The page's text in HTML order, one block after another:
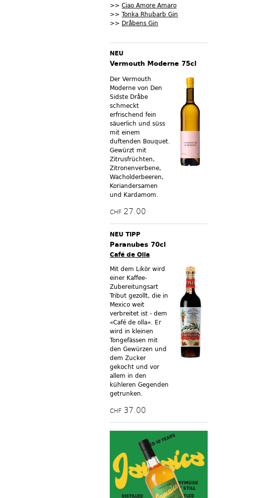
>> Ciao Amore Amaro
>> Tonka Rhubarb Gin
>> Dråbens Gin
NEU
Vermouth Moderne 75cl
Der Vermouth
Moderne von Den
Sidste Dråbe
schmeckt
erfrischend fein
säuerlich und süss
mit einem
duftenden Bouquet.
Gewürzt mit
Zitrusfrüchten,
Zitronenverbene,
Wacholderbeeren,
Koriandersamen
und Kardamom.
CHF 27.00
NEU TIPP
Paranubes 70cl
Café de Olla
Mit dem Likör wird
einer Kaffee-
Zubereitungsart
Tribut gezollt, die in
Mexico weit
verbreitet ist - dem
«Café de olla». Er
wird in kleinen
Tongefässen mit
den Gewürzen und
dem Zucker
gekocht und vor
allem in den
kühleren Gegenden
getrunken.
CHF 37.00